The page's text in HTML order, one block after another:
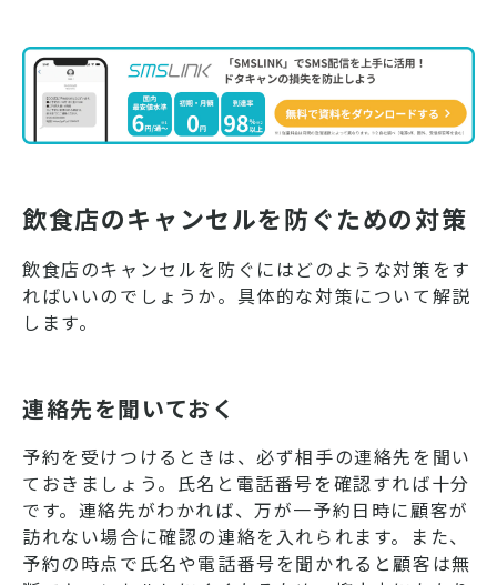
飲食店のキャンセルを防ぐための対策
飲食店のキャンセルを防ぐにはどのような対策をす
ればいいのでしょうか。具体的な対策について解説
します。
連絡先を聞いておく
予約を受けつけるときは、必ず相手の連絡先を聞い
ておきましょう。氏名と電話番号を確認すれば十分
です。連絡先がわかれば、万が一予約日時に顧客が
訪れない場合に確認の連絡を入れられます。また、
予約の時点で氏名や電話番号を聞かれると顧客は無